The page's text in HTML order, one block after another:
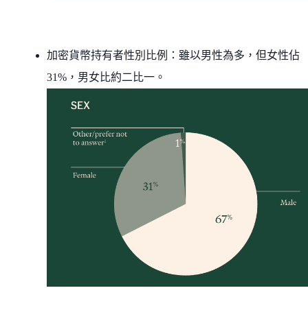
加密貨幣持有者性別比例：雖以男性為多，但女性佔
31%，男女比約二比一。